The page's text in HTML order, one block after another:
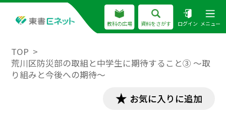
教科の広場 資料をさがす ログイン メニュー
TOP
荒川区防災部の取組と中学生に期待すること③ ～取
り組みと今後への期待～
お気に入りに追加